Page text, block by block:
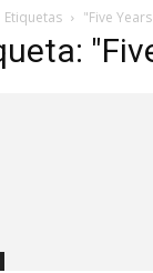
Etiquetas "Five